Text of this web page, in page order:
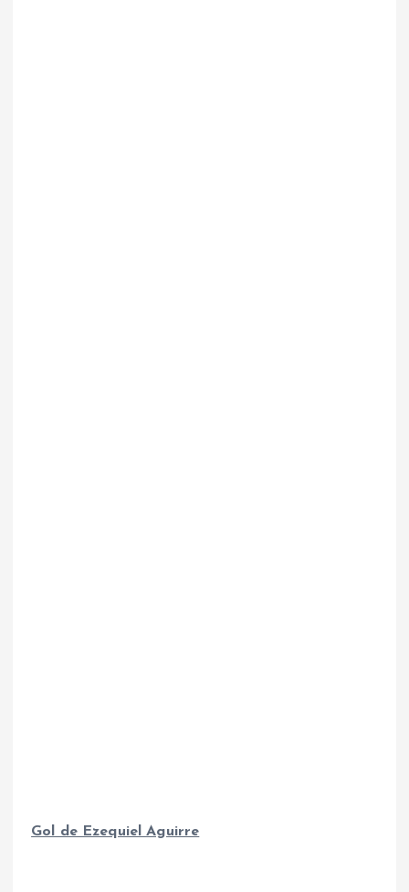
Gol de Ezequiel Aguirre